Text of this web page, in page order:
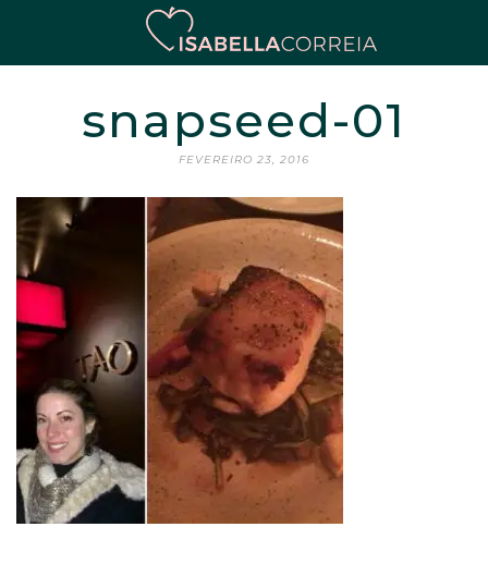
snapseed-01
FEVEREIRO 23, 2016